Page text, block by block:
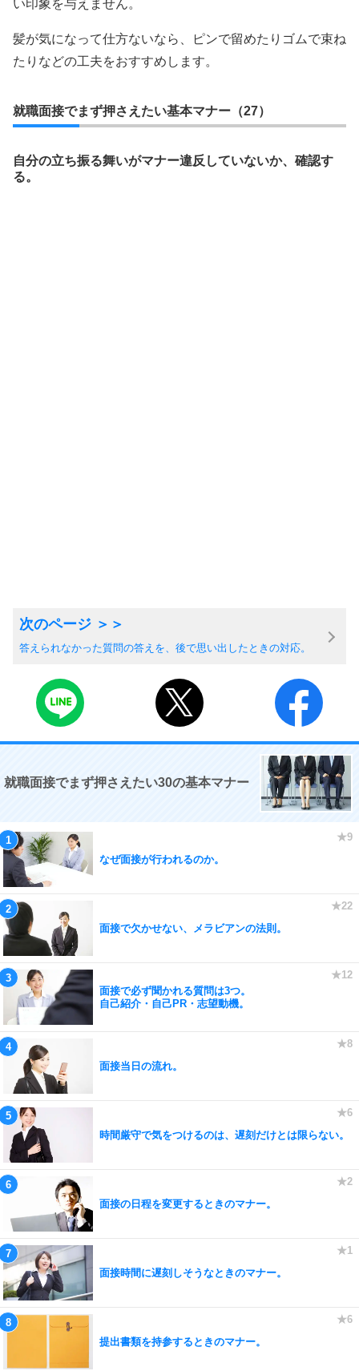
い印象を与えません。
髪が気になって仕方ないなら、ピンで留めたりゴムで束ね
たりなどの工夫をおすすめします。
就職面接でまず押さえたい基本マナー（27）
自分の立ち振る舞いがマナー違反していないか、確認す
る。
答えられなかった質問の答えを、後で思い出したときの対応。
就職面接でまず押さえたい30の基本マナー
なぜ面接が行われるのか。
面接で欠かせない、メラビアンの法則。
面接で必ず聞かれる質問は3つ。
自己紹介・自己PR・志望動機。
面接当日の流れ。
時間厳守で気をつけるのは、遅刻だけとは限らない。
面接の日程を変更するときのマナー。
面接時間に遅刻しそうなときのマナー。
提出書類を持参するときのマナー。